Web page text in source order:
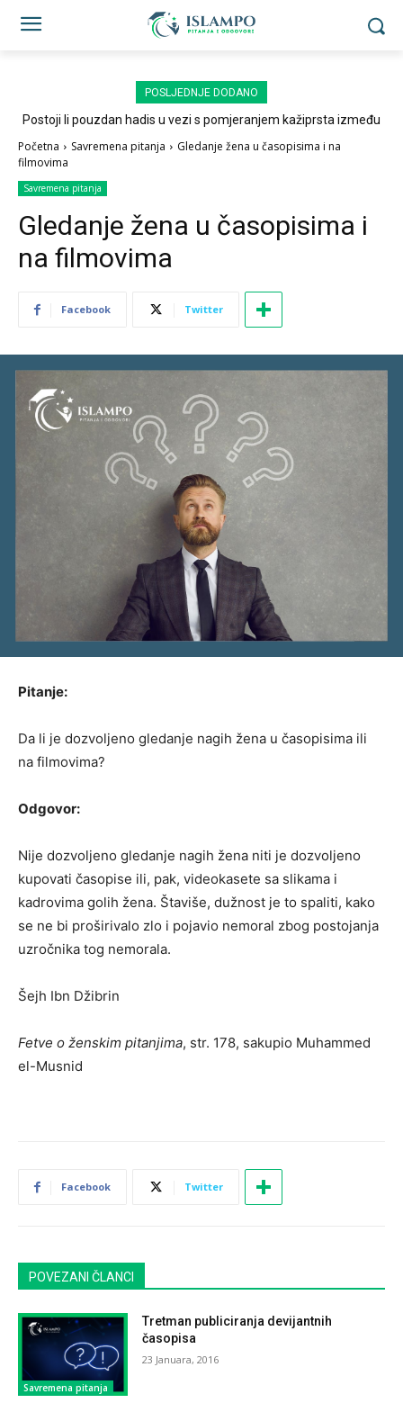
POSLJEDNJE DODANO
Postoji li pouzdan hadis u vezi s pomjeranjem kažiprsta između
Početna Savremena pitanja
Gledanje žena u časopisima i na
filmovima
Savremena pitanja
Gledanje žena u časopisima i
na filmovima
Facebook Twitter
Pitanje:
Da li je dozvoljeno gledanje nagih žena u časopisima ili
na filmovima?
Odgovor:
Nije dozvoljeno gledanje nagih žena niti je dozvoljeno
kupovati časopise ili, pak, videokasete sa slikama i
kadrovima golih žena. Štaviše, dužnost je to spaliti, kako
se ne bi proširivalo zlo i pojavio nemoral zbog postojanja
uzročnika tog nemorala.
Šejh Ibn Džibrin
Fetve o ženskim pitanjima, str. 178, sakupio Muhammed
el-Musnid
Facebook Twitter
POVEZANI ČLANCI
Savremena pitanja
Tretman publiciranja devijantnih
časopisa
23 Januara, 2016